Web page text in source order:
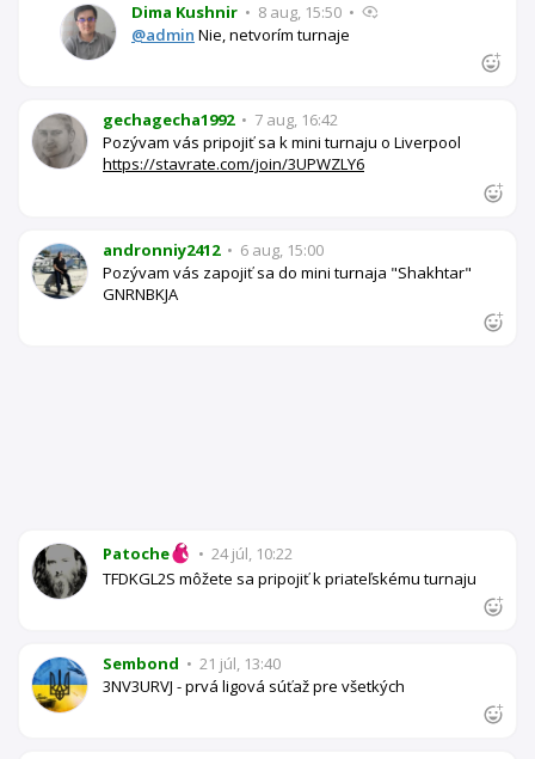
Dima Kushnir • 8 aug, 15:50 •
@admin Nie, netvorím turnaje
gechagecha1992 • 7 aug, 16:42
Pozývam vás pripojiť sa k mini turnaju o Liverpool
https://stavrate.com/join/3UPWZLY6
andronniy2412 • 6 aug, 15:00
Pozývam vás zapojiť sa do mini turnaja "Shakhtar"
GNRNBKJA
Patoche • 24 júl, 10:22
TFDKGL2S môžete sa pripojiť k priateľskému turnaju
Sembond • 21 júl, 13:40
3NV3URVJ - prvá ligová súťaž pre všetkých